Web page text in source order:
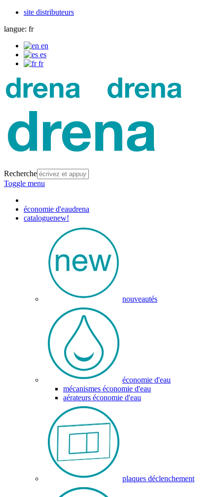
site distributeurs
langue: fr
en
es
fr
Recherche
Toggle menu
économie d'eaudrena
cataloguenew!
nouveautés
économie d'eau
mécanismes économie d'eau
aérateurs économie d'eau
plaques déclenchement